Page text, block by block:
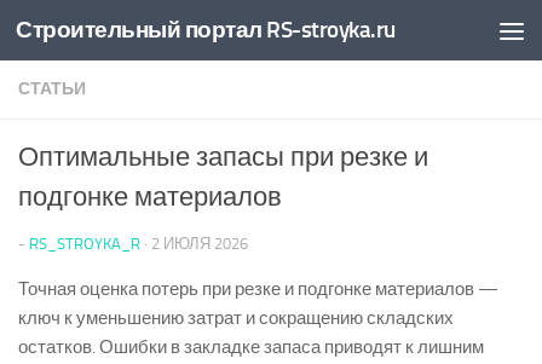
Перейти к содержимому
Строительный портал RS-stroyka.ru
СТАТЬИ
Оптимальные запасы при резке и
подгонке материалов
- RS_STROYKA_R · 2 ИЮЛЯ 2026
Точная оценка потерь при резке и подгонке материалов —
ключ к уменьшению затрат и сокращению складских
остатков. Ошибки в закладке запаса приводят к лишним